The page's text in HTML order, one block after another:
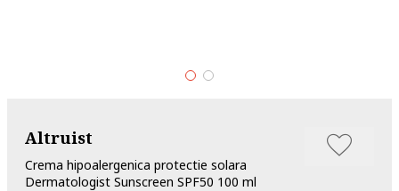
Altruist
Crema hipoalergenica protectie solara
Dermatologist Sunscreen SPF50 100 ml